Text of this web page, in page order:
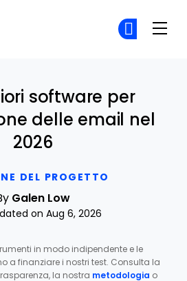
DEL PROGETTO
software per
delle email nel
2026
Galen Low
on Aug 6, 2026
in modo indipendente e le
a finanziare i nostri test. Consulta la
la nostra metodologia o